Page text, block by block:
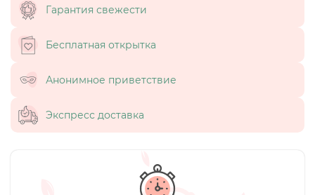
Гарантия свежести
Бесплатная открытка
Анонимное приветствие
Экспресс доставка